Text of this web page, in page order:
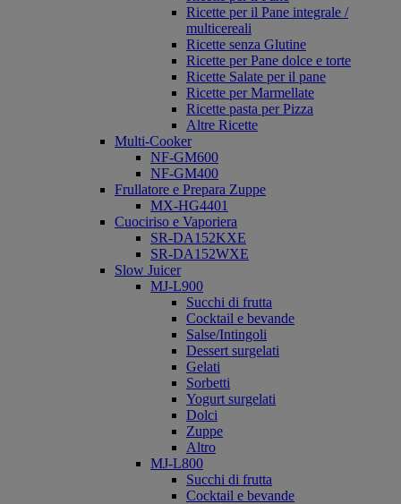
Ricette per il Pane integrale /
multicereali
Ricette senza Glutine
Ricette per Pane dolce e torte
Ricette Salate per il pane
Ricette per Marmellate
Ricette pasta per Pizza
Altre Ricette
Multi-Cooker
NF-GM600
NF-GM400
Frullatore e Prepara Zuppe
MX-HG4401
Cuociriso e Vaporiera
SR-DA152KXE
SR-DA152WXE
Slow Juicer
MJ-L900
Succhi di frutta
Cocktail e bevande
Salse/Intingoli
Dessert surgelati
Gelati
Sorbetti
Yogurt surgelati
Dolci
Zuppe
Altro
MJ-L800
Succhi di frutta
Cocktail e bevande